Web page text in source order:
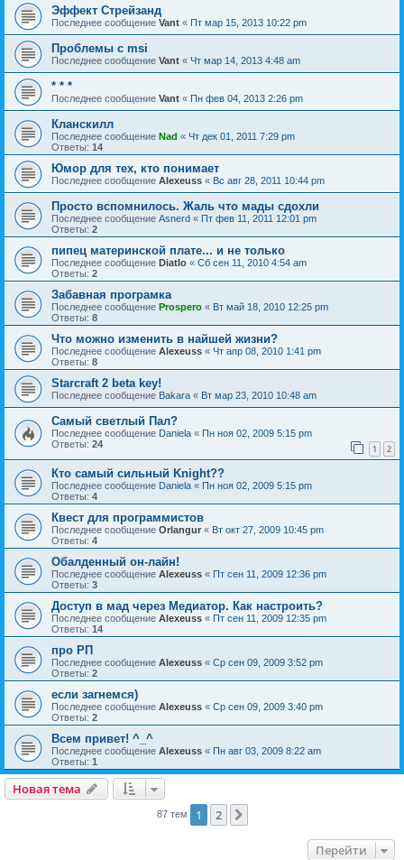
Эффект Стрейзанд
Последнее сообщение Vant « Пт мар 15, 2013 10:22 pm
Проблемы с msi
Последнее сообщение Vant « Чт мар 14, 2013 4:48 am
* * *
Последнее сообщение Vant « Пн фев 04, 2013 2:26 pm
Кланскилл
Последнее сообщение Nad « Чт дек 01, 2011 7:29 pm
Ответы: 14
Юмор для тех, кто понимает
Последнее сообщение Alexeuss « Вс авг 28, 2011 10:44 pm
Просто вспомнилось. Жаль что мады сдохли
Последнее сообщение Asnerd « Пт фев 11, 2011 12:01 pm
Ответы: 2
пипец материнской плате... и не только
Последнее сообщение Diatlo « Сб сен 11, 2010 4:54 am
Ответы: 2
Забавная програмка
Последнее сообщение Prospero « Вт май 18, 2010 12:25 pm
Ответы: 8
Что можно изменить в найшей жизни?
Последнее сообщение Alexeuss « Чт апр 08, 2010 1:41 pm
Ответы: 8
Starcraft 2 beta key!
Последнее сообщение Bakara « Вт мар 23, 2010 10:48 am
Самый светлый Пал?
Последнее сообщение Daniela « Пн ноя 02, 2009 5:15 pm
Ответы: 24 1 2
Кто самый сильный Knight??
Последнее сообщение Daniela « Пн ноя 02, 2009 5:15 pm
Ответы: 4
Квест для программистов
Последнее сообщение Orlangur « Вт окт 27, 2009 10:45 pm
Ответы: 4
Обалденный он-лайн!
Последнее сообщение Alexeuss « Пт сен 11, 2009 12:36 pm
Ответы: 3
Доступ в мад через Медиатор. Как настроить?
Последнее сообщение Alexeuss « Пт сен 11, 2009 12:35 pm
Ответы: 14
про РП
Последнее сообщение Alexeuss « Ср сен 09, 2009 3:52 pm
Ответы: 2
если загнемся)
Последнее сообщение Alexeuss « Ср сен 09, 2009 3:40 pm
Ответы: 2
Всем привет! ^_^
Последнее сообщение Alexeuss « Пн авг 03, 2009 8:22 am
Ответы: 1
Новая тема
87 тем 1 2
Перейти